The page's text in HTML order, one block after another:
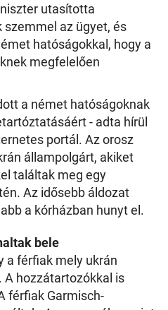
utasította
az ügyet, és
hatóságokkal, hogy a
megfelelően
a német hatóságoknak
- adta hírül
portál. Az orosz
állampolgárt, akiket
találtak meg egy
Az idősebb áldozat
a kórházban hunyt el.
bele
a férfiak mely ukrán
A hozzátartozókkal is
férfiak Garmisch-